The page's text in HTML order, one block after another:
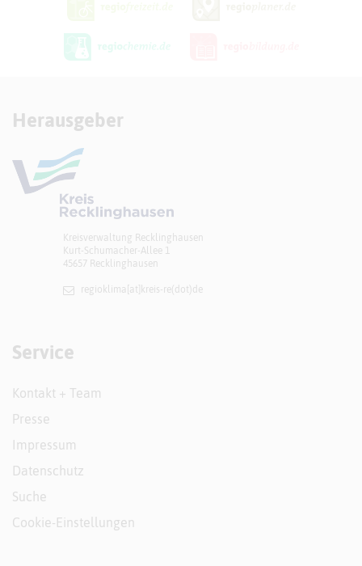
Herausgeber
Kreisverwaltung Recklinghausen
Kurt-Schumacher-Allee 1
45657 Recklinghausen
regioklima[at]​kreis-re(dot)de
Service
Kontakt + Team
Presse
Impressum
Datenschutz
Suche
Cookie-Einstellungen